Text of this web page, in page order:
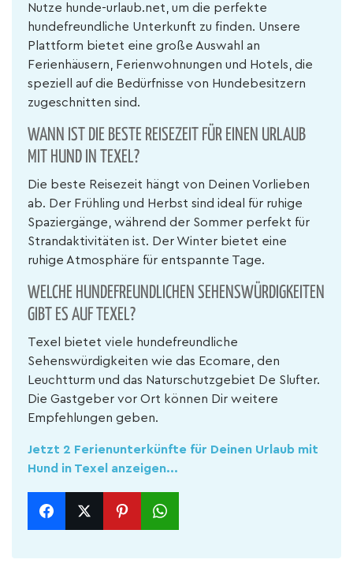
Nutze hunde-urlaub.net, um die perfekte
hundefreundliche Unterkunft zu finden. Unsere
Plattform bietet eine große Auswahl an
Ferienhäusern, Ferienwohnungen und Hotels, die
speziell auf die Bedürfnisse von Hundebesitzern
zugeschnitten sind.
WANN IST DIE BESTE REISEZEIT FÜR EINEN URLAUB
MIT HUND IN TEXEL?
Die beste Reisezeit hängt von Deinen Vorlieben
ab. Der Frühling und Herbst sind ideal für ruhige
Spaziergänge, während der Sommer perfekt für
Strandaktivitäten ist. Der Winter bietet eine
ruhige Atmosphäre für entspannte Tage.
WELCHE HUNDEFREUNDLICHEN SEHENSWÜRDIGKEITEN
GIBT ES AUF TEXEL?
Texel bietet viele hundefreundliche
Sehenswürdigkeiten wie das Ecomare, den
Leuchtturm und das Naturschutzgebiet De Slufter.
Die Gastgeber vor Ort können Dir weitere
Empfehlungen geben.
Jetzt 2 Ferienunterkünfte für Deinen Urlaub mit
Hund in Texel anzeigen...